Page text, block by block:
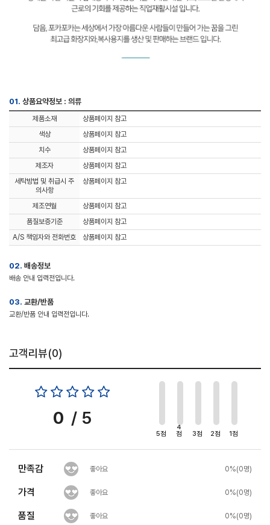
01. 상품요약정보 : 의류
제품소재
상품페이지 참고
색상
상품페이지 참고
치수
상품페이지 참고
제조자
상품페이지 참고
세탁방법 및 취급시 주
의사항
상품페이지 참고
제조연월
상품페이지 참고
품질보증기준
상품페이지 참고
A/S 책임자와 전화번호
상품페이지 참고
02. 배송정보
배송 안내 입력전입니다.
03. 교환/반품
교환/반품 안내 입력전입니다.
고객리뷰(0)
0 / 5
5점
4
점
3점 2점 1점
만족감 좋아요 0%(0명)
가격 좋아요 0%(0명)
품질 좋아요 0%(0명)